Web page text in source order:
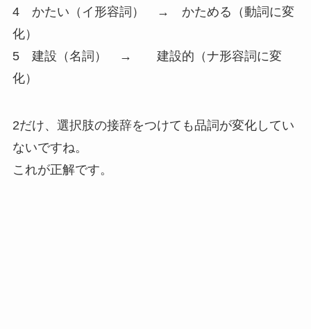
4 かたい（イ形容詞） → かためる（動詞に変
化）
5 建設（名詞） → 建設的（ナ形容詞に変
化）
2だけ、選択肢の接辞をつけても品詞が変化してい
ないですね。
これが正解です。